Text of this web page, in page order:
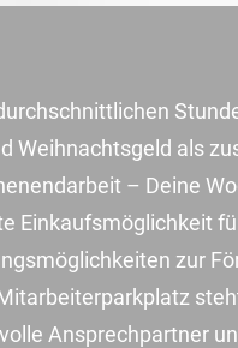
Weihnachtsgeld als
– Deine
Einkaufsmöglichkeit
zur
Ansprechpartner